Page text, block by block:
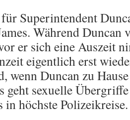
Superintendent
Während
er sich eine Auszeit
eigentlich erst
wenn Duncan zu
geht sexuelle
höchste Polizeikreise.